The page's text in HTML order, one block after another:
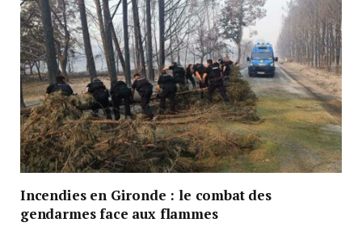
Incendies en Gironde : le combat des
gendarmes face aux flammes